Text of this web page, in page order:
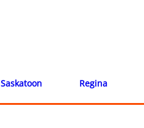
Saskatoon Regina